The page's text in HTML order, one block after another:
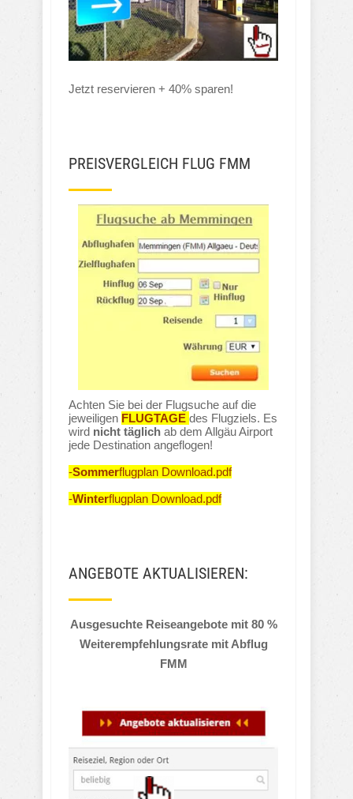
Jetzt reservieren + 40% sparen!
PREISVERGLEICH FLUG FMM
Achten Sie bei der Flugsuche auf die
jeweiligen FLUGTAGE des Flugziels. Es
wird nicht täglich ab dem Allgäu Airport
jede Destination angeflogen!
-Sommerflugplan Download.pdf
-Winterflugplan Download.pdf
ANGEBOTE AKTUALISIEREN:
Ausgesuchte Reiseangebote mit 80 %
Weiterempfehlungsrate mit Abflug
FMM